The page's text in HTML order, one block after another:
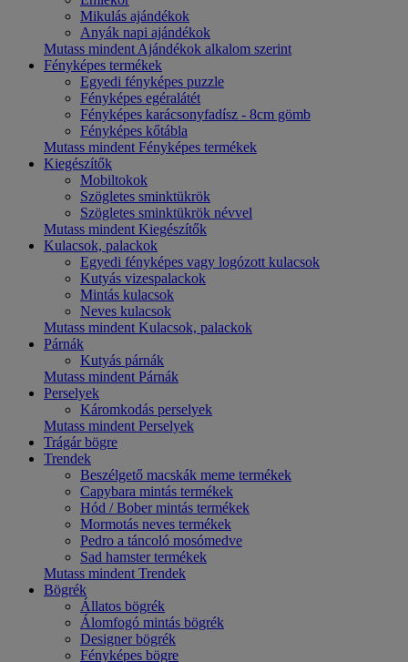
Mikulás ajándékok
Anyák napi ajándékok
Mutass mindent Ajándékok alkalom szerint
Fényképes termékek
Egyedi fényképes puzzle
Fényképes egéralátét
Fényképes karácsonyfadísz - 8cm gömb
Fényképes kőtábla
Mutass mindent Fényképes termékek
Kiegészítők
Mobiltokok
Szögletes sminktükrök
Szögletes sminktükrök névvel
Mutass mindent Kiegészítők
Kulacsok, palackok
Egyedi fényképes vagy logózott kulacsok
Kutyás vizespalackok
Mintás kulacsok
Neves kulacsok
Mutass mindent Kulacsok, palackok
Párnák
Kutyás párnák
Mutass mindent Párnák
Perselyek
Káromkodás perselyek
Mutass mindent Perselyek
Trágár bögre
Trendek
Beszélgető macskák meme termékek
Capybara mintás termékek
Hód / Bober mintás termékek
Mormotás neves termékek
Pedro a táncoló mosómedve
Sad hamster termékek
Mutass mindent Trendek
Bögrék
Állatos bögrék
Álomfogó mintás bögrék
Designer bögrék
Fényképes bögre